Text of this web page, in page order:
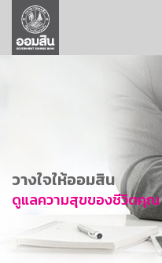
ลูกค้าธุรกิจ
ลูกค้าผู้ประกอบรายย่อย
การพัฒนาที่ยั่งยืน
ข่าวสาร
บริการทางการเงิน
อื่นๆ
วางใจให้ออมสิน
ดูแลความสุขของชีวิตคุณ